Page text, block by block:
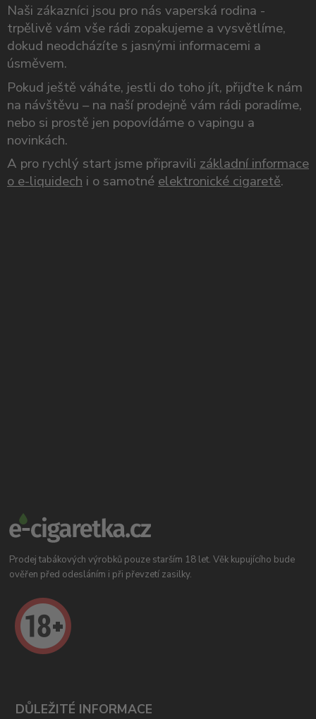
Naši zákazníci jsou pro nás vaperská rodina -
trpělivě vám vše rádi zopakujeme a vysvětlíme,
dokud neodcházíte s jasnými informacemi a
úsměvem.
Pokud ještě váháte, jestli do toho jít, přijďte k nám
na návštěvu – na naší prodejně vám rádi poradíme,
nebo si prostě jen popovídáme o vapingu a
novinkách.
A pro rychlý start jsme připravili základní informace
o e-liquidech i o samotnéelektronické cigaretě.
Prodej tabákových výrobků pouze starším 18 let. Věk kupujícího bude
ověřen před odesláním i při převzetí zasilky.
DŮLEŽITÉ INFORMACE